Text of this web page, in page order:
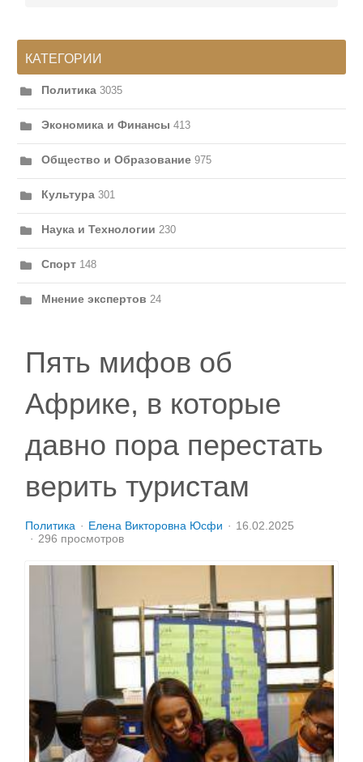
КАТЕГОРИИ
Политика 3035
Экономика и Финансы 413
Общество и Образование 975
Культура 301
Наука и Технологии 230
Спорт 148
Мнение экспертов 24
Пять мифов об
Африке, в которые
давно пора перестать
верить туристам
Политика Елена Викторовна Юсфи
16.02.2025
296 просмотров